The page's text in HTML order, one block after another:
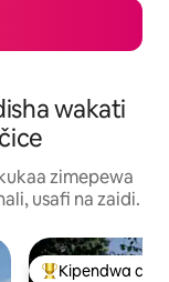
wakati
zimepewa
usafi na zaidi.
Kipendwa cha